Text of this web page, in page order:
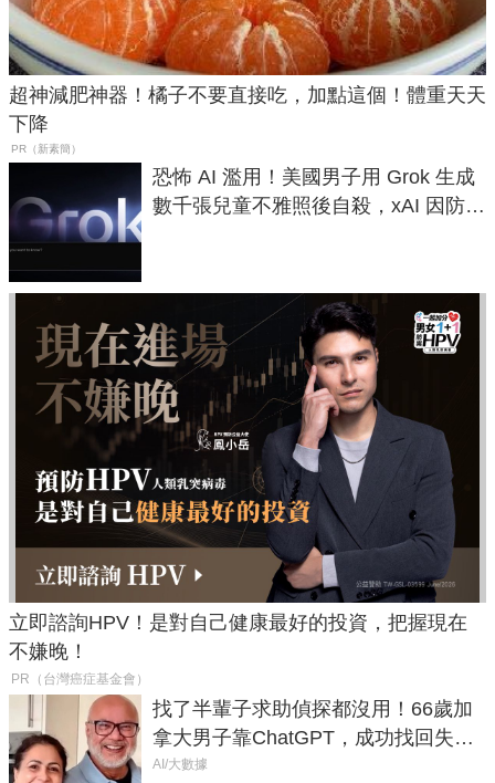
超神減肥神器！橘子不要直接吃，加點這個！體重天天
下降
PR（新素簡）
恐怖 AI 濫用！美國男子用 Grok 生成
數千張兒童不雅照後自殺，xAI 因防護
立即諮詢HPV！是對自己健康最好的投資，把握現在
不嫌晚！
PR（台灣癌症基金會）
找了半輩子求助偵探都沒用！66歲加
拿大男子靠ChatGPT，成功找回失散
50年家人
AI/大數據